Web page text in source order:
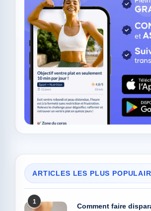
ARTICLES LES PLUS
1
Comment faire